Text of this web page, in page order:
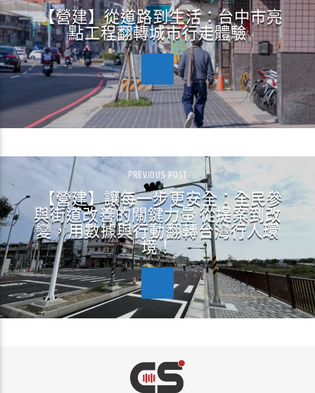
【營建】從道路到生活：台中市亮
點工程翻轉城市行走體驗
PREVIOUS POST
【營建】讓每一步更安全：全民參
與街道改善的關鍵力量 從提案到改
變，用數據與行動翻轉台灣行人環
境！